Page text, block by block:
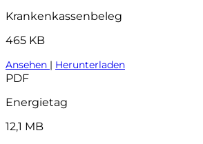
Krankenkassenbeleg
465 KB
Ansehen | Herunterladen
PDF
Energietag
12,1 MB